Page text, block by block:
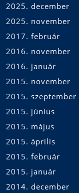
2025. december
2025. november
2017. február
2016. november
2016. január
2015. november
2015. szeptember
2015. június
2015. május
2015. április
2015. február
2015. január
2014. december